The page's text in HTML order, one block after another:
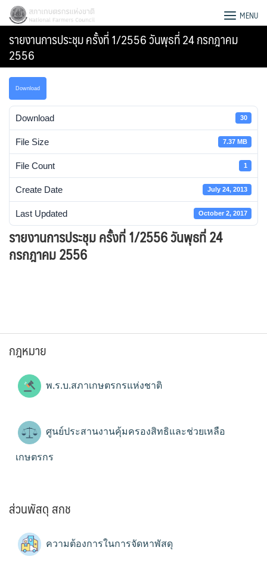
Skip
content
Search
for:
สภาเกษตรกรแห่งชาติ MENU
รายงานการประชุม ครั้งที่ 1/2556 วันพุธที่ 24 กรกฎาคม
2556
Download
Download 30
File Size 7.37 MB
File Count 1
Create Date July 24, 2013
Last Updated October 2, 2017
รายงานการประชุม ครั้งที่ 1/2556 วันพุธที่ 24
กรกฎาคม 2556
กฎหมาย
พ.ร.บ.สภาเกษตรกรแห่งชาติ
ศูนย์ประสานงานคุ้มครองสิทธิและช่วยเหลือ
เกษตรกร
ส่วนพัสดุ สกช
ความต้องการในการจัดหาพัสดุ